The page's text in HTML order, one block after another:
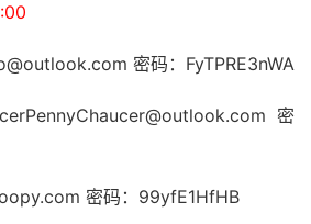
密码：FyTPRE3nWA
密
密码：99yfE1HfHB